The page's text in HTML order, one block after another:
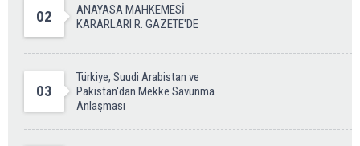
02
ANAYASA MAHKEMESİ
KARARLARI R. GAZETE'DE
03
Türkiye, Suudi Arabistan ve
Pakistan'dan Mekke Savunma
Anlaşması